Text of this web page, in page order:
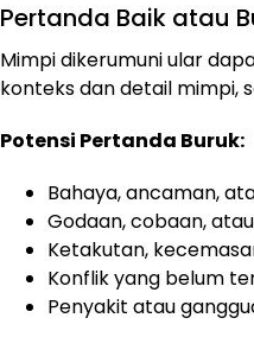
Pertanda Baik atau
Mimpi dikerumuni ular
konteks dan detail mimpi,
Potensi Pertanda Buruk:
Bahaya, ancaman,
Godaan, cobaan,
Ketakutan,
Konflik yang belum
Penyakit atau